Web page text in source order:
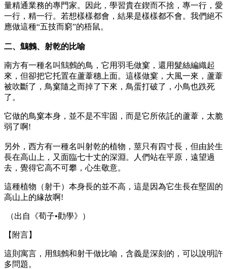
量精通業務的專門家。因此，學習貴在鍥而不捨，專一行，愛
一行，精一行。若想樣樣都會，結果是樣樣都不會。我們絕不
應做這種“五技而窮”的梧鼠。
二、鷦鷯、射乾的比喻
南方有一種名叫鷦鷯的鳥，它用羽毛做窠，還用髮絲編織起
來，但卻把它托置在蘆葦穗上面。這樣做窠，大風一來，蘆葦
被吹斷了，鳥窠隨之而掉了下來，鳥蛋打破了，小鳥也跌死
了。
它做的鳥窠本身，並不是不牢固，而是它所依託的蘆葦，太脆
弱了啊!
另外，西方有一種名叫射乾的植物，莖只有四寸長，但由於生
長在高山上，又面臨七十丈的深淵。人們站在平原，遠望過
去，覺得它高不可攀，心生敬意。
這種植物（射干）本身長的並不高，這是因為它生長在堅固的
高山上的緣故啊!
（出自《荀子•勸學》）
【附言】
這則寓言，用鷦鷯和射干做比喻，含義是深刻的，可以說明許
多問題。